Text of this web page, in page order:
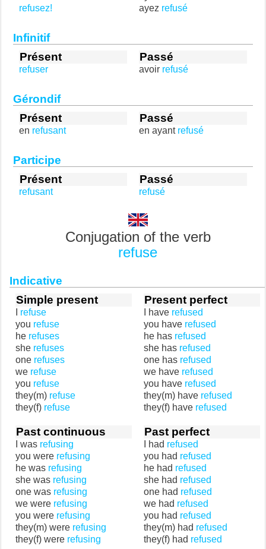
refusez!
ayez refusé
Infinitif
Présent
refuser
Passé
avoir refusé
Gérondif
Présent
en refusant
Passé
en ayant refusé
Participe
Présent
refusant
Passé
refusé
Conjugation of the verb
refuse
Indicative
Simple present
refuse
you refuse
he refuses
she refuses
one refuses
we refuse
you refuse
they(m) refuse
they(f) refuse
Present perfect
I have refused
you have refused
he has refused
she has refused
one has refused
we have refused
you have refused
they(m) have refused
they(f) have refused
Past continuous
I was refusing
you were refusing
he was refusing
she was refusing
one was refusing
we were refusing
you were refusing
they(m) were refusing
they(f) were refusing
Past perfect
I had refused
you had refused
he had refused
she had refused
one had refused
we had refused
you had refused
they(m) had refused
they(f) had refused